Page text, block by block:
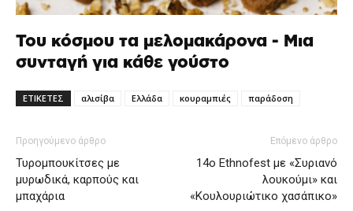
Του κόσμου τα μελομακάρονα - Μια
συνταγή για κάθε γούστο
ΕΤΙΚΕΤΕΣ αλισίβα Ελλάδα κουραμπιές παράδοση
Προηγούμενο άρθρο
Τυρομπουκίτσες με
μυρωδικά, καρπούς και
μπαχάρια
Επόμενο άρθρο
14o Ethnofest με «Συριανό
λουκούμι» και
«Κουλουριώτικο χασάπικο»